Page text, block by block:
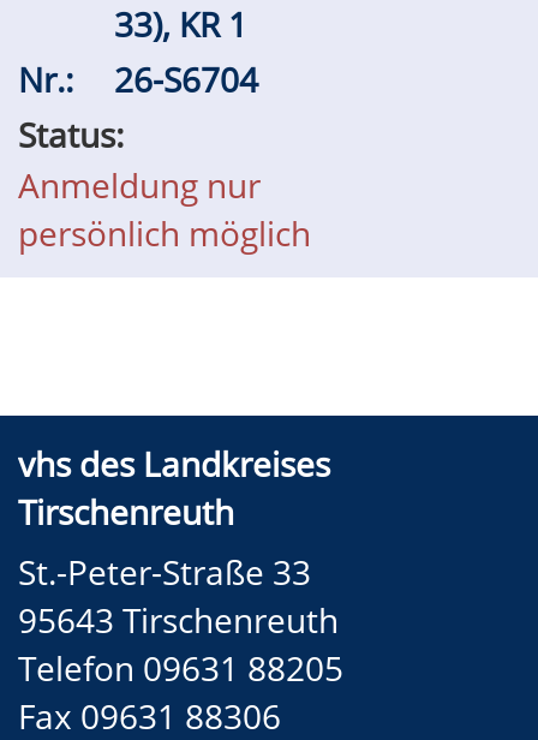
33), KR 1
Nr.:
26-S6704
Status:
Anmeldung nur
persönlich möglich
vhs des Landkreises
Tirschenreuth
St.-Peter-Straße 33
95643 Tirschenreuth
Telefon 09631 88205
Fax 09631 88306